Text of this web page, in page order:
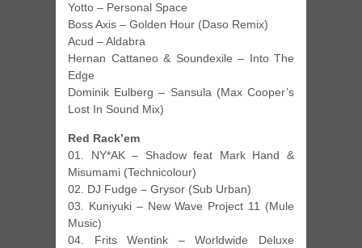
Yotto – Personal Space
Boss Axis – Golden Hour (Daso Remix)
Acud – Aldabra
Hernan Cattaneo & Soundexile – Into The
Edge
Dominik Eulberg – Sansula (Max Cooper’s
Lost In Sound Mix)
Red Rack’em
01. NY*AK – Shadow feat Mark Hand &
Misumami (Technicolour)
02. DJ Fudge – Grysor (Sub Urban)
03. Kuniyuki – New Wave Project 11 (Mule
Music)
04. Frits Wentink – Worldwide Deluxe